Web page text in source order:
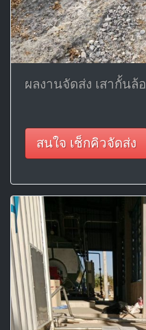
ผลงานจัดส่ง เสากั้นล้อ
สนใจ เช็กคิวจัดส่ง